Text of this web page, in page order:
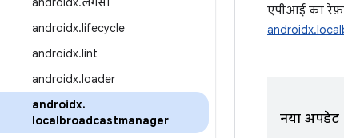
androidx.lifecycle
androidx.lint
androidx.loader
androidx.
localbroadcastmanager
एपीआई का
नया अपडेट